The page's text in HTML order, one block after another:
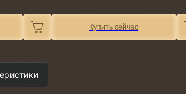
Купить сейчас